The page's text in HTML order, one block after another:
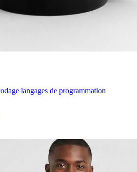
langages de programmation